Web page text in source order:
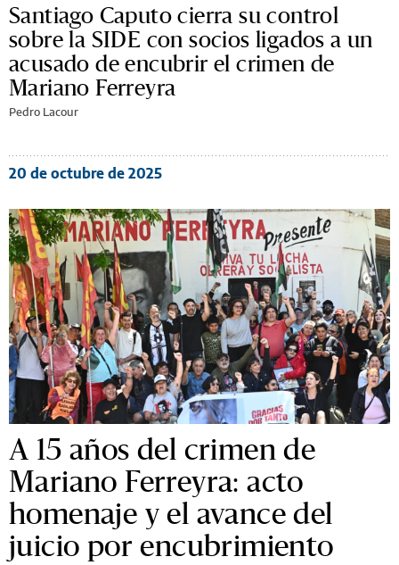
Santiago Caputo cierra su control
sobre la SIDE con socios ligados a un
acusado de encubrir el crimen de
Mariano Ferreyra
Pedro Lacour
20 de octubre de 2025
A 15 años del crimen de
Mariano Ferreyra: acto
homenaje y el avance del
juicio por encubrimiento